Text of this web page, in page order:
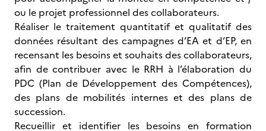
ou le projet professionnel des collaborateurs.
Réaliser le traitement quantitatif et qualitatif des
données résultant des campagnes d’EA et d’EP, en
recensant les besoins et souhaits des collaborateurs,
afin de contribuer avec le RRH à l’élaboration du
PDC (Plan de Développement des Compétences),
des plans de mobilités internes et des plans de
succession.
Recueillir et identifier les besoins en formation